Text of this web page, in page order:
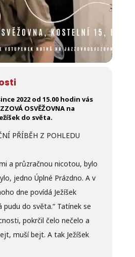
2022 od 15.00 hodin vás
OSVĚŽOVNA na
do světa.
PŘÍBĚH Z POHLEDU
a průzračnou nicotou, bylo
jedno Úplné Prázdno. A v
dne povídá Ježíšek
pudu do světa.“ Tatínek se
pokrčil čelo nečelo a
muší bejt. A tak Ježíšek